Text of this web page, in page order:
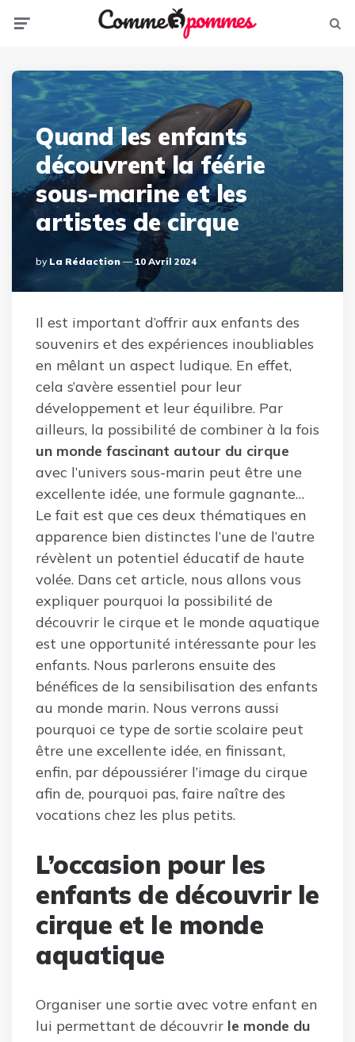
Quand les enfants
découvrent la féérie
sous-marine et les
artistes de cirque
Posted
By
By La Rédaction 10 Avril 2024
Il est important d’offrir aux enfants des
souvenirs et des expériences inoubliables
en mêlant un aspect ludique. En effet,
cela s’avère essentiel pour leur
développement et leur équilibre. Par
ailleurs, la possibilité de combiner à la fois
un monde fascinant autour du cirque
avec l’univers sous-marin peut être une
excellente idée, une formule gagnante…
Le fait est que ces deux thématiques en
apparence bien distinctes l’une de l’autre
révèlent un potentiel éducatif de haute
volée. Dans cet article, nous allons vous
expliquer pourquoi la possibilité de
découvrir le cirque et le monde aquatique
est une opportunité intéressante pour les
enfants. Nous parlerons ensuite des
bénéfices de la sensibilisation des enfants
au monde marin. Nous verrons aussi
pourquoi ce type de sortie scolaire peut
être une excellente idée, en finissant,
enfin, par dépoussiérer l’image du cirque
afin de, pourquoi pas, faire naître des
vocations chez les plus petits.
L’occasion pour les
enfants de découvrir le
cirque et le monde
aquatique
Organiser une sortie avec votre enfant en
lui permettant de découvrir le monde du